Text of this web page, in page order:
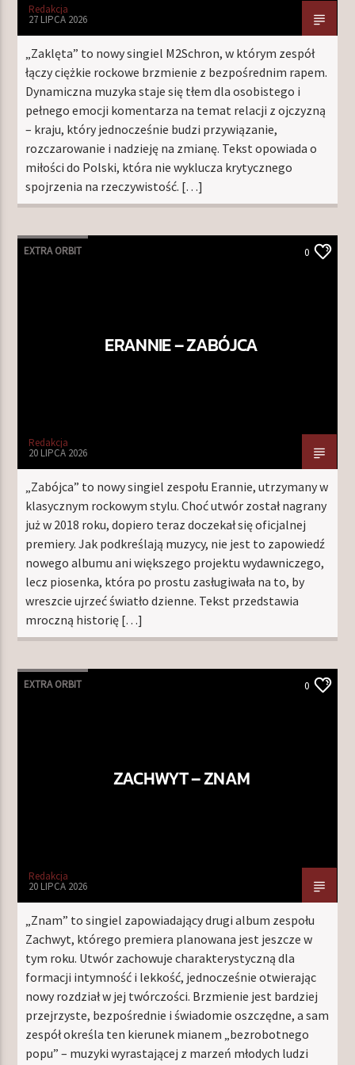
Redakcja
27 LIPCA 2026
„Zaklęta” to nowy singiel M2Schron, w którym zespół
łączy ciężkie rockowe brzmienie z bezpośrednim rapem.
Dynamiczna muzyka staje się tłem dla osobistego i
pełnego emocji komentarza na temat relacji z ojczyzną
– kraju, który jednocześnie budzi przywiązanie,
rozczarowanie i nadzieję na zmianę. Tekst opowiada o
miłości do Polski, która nie wyklucza krytycznego
spojrzenia na rzeczywistość. […]
EXTRA ORBIT 0
ERANNIE – ZABÓJCA
Redakcja
20 LIPCA 2026
„Zabójca” to nowy singiel zespołu Erannie, utrzymany w
klasycznym rockowym stylu. Choć utwór został nagrany
już w 2018 roku, dopiero teraz doczekał się oficjalnej
premiery. Jak podkreślają muzycy, nie jest to zapowiedź
nowego albumu ani większego projektu wydawniczego,
lecz piosenka, która po prostu zasługiwała na to, by
wreszcie ujrzeć światło dzienne. Tekst przedstawia
mroczną historię […]
EXTRA ORBIT 0
ZACHWYT – ZNAM
Redakcja
20 LIPCA 2026
„Znam” to singiel zapowiadający drugi album zespołu
Zachwyt, którego premiera planowana jest jeszcze w
tym roku. Utwór zachowuje charakterystyczną dla
formacji intymność i lekkość, jednocześnie otwierając
nowy rozdział w jej twórczości. Brzmienie jest bardziej
przejrzyste, bezpośrednie i świadomie oszczędne, a sam
zespół określa ten kierunek mianem „bezrobotnego
popu” – muzyki wyrastającej z marzeń młodych ludzi